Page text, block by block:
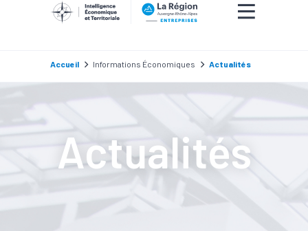
Accueil Informations Économiques Actualités
Actualités